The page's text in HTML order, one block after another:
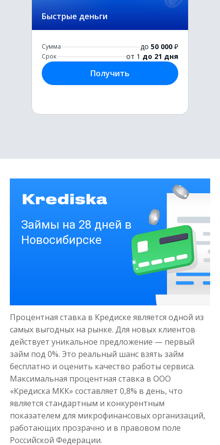
Быстрые деньги
Сумма до 50 000 ₽
Срок от 1 до 21 дня
Получить
Сумма
до 21 дня
Получить
Деньги на здоровье
Сумма до50 000₽
Срок от 1до 21 дня
Получить
Процентная ставка в Кредиске является одной из
самых выгодных на рынке. Для новых клиентов
действует уникальное предложение — первый
займ под 0%. Это реальный шанс взять займ
бесплатно и оценить качество работы сервиса.
Максимальная процентная ставка в ООО
«Кредиска МКК» составляет 0,8% в день, что
является стандартным и конкурентным
показателем для микрофинансовых организаций,
работающих прозрачно и в правовом поле
Российской Федерации.